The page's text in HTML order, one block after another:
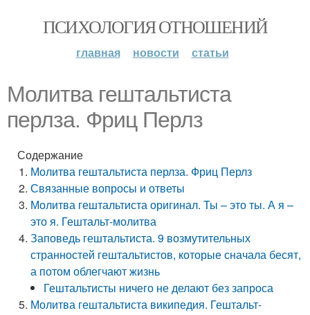
ПСИХОЛОГИЯ ОТНОШЕНИЙ
главная новости статьи
Молитва гештальтиста
перлза. Фриц Перлз
Содержание
Молитва гештальтиста перлза. Фриц Перлз
Связанные вопросы и ответы
Молитва гештальтиста оригинал. Ты – это ты. А я –
это я. Гештальт-молитва
Заповедь гештальтиста. 9 возмутительных
странностей гештальтистов, которые сначала бесят,
а потом облегчают жизнь
Гештальтисты ничего не делают без запроса
Молитва гештальтиста википедия. Гештальт-